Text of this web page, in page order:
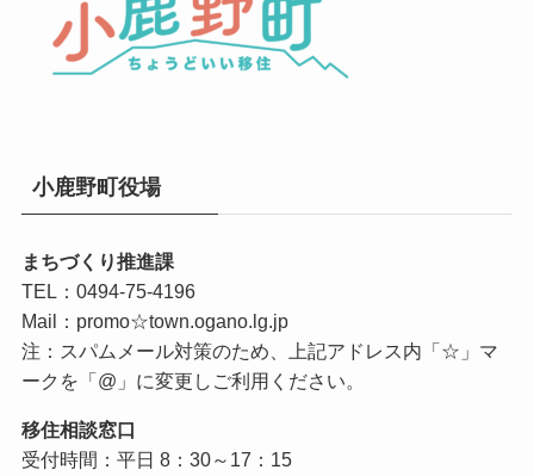
小鹿野町役場
まちづくり推進課
TEL：0494-75-4196
Mail：promo☆town.ogano.lg.jp
注：スパムメール対策のため、上記アドレス内「☆」マ
ークを「@」に変更しご利用ください。
移住相談窓口
受付時間：平日 8：30～17：15